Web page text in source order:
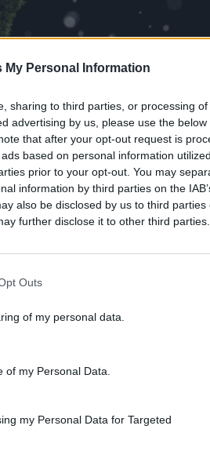
My Personal Information
sharing to third parties, or processing
advertising by us, please use the
that after your opt-out request is
based on personal information
prior to your opt-out. You may
information by third parties on the
also be disclosed by us to third parties
further disclose it to other third parties.
Outs
of my personal data.
my Personal Data.
my Personal Data for Targeted
να επιλύει
το design μπορεί να